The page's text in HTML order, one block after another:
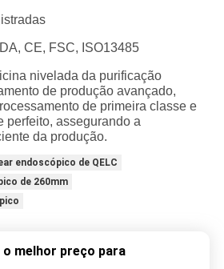
CE, FSC, ISO13485
nivelada da purificação
de produção avançado,
de primeira classe e
perfeito, assegurando a
da produção.
endoscópico de QELC
de 260mm
o melhor preço para